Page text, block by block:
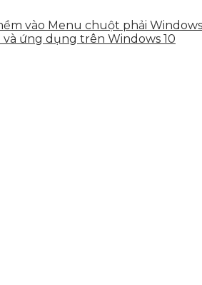
vào Menu chuột phải Windows
ứng dụng trên Windows 10